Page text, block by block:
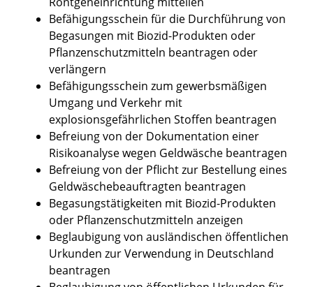
Befähigungsschein für die Durchführung von
Begasungen mit Biozid-Produkten oder
Pflanzenschutzmitteln beantragen oder
verlängern
Befähigungsschein zum gewerbsmäßigen
Umgang und Verkehr mit
explosionsgefährlichen Stoffen beantragen
Befreiung von der Dokumentation einer
Risikoanalyse wegen Geldwäsche beantragen
Befreiung von der Pflicht zur Bestellung eines
Geldwäschebeauftragten beantragen
Begasungstätigkeiten mit Biozid-Produkten
oder Pflanzenschutzmitteln anzeigen
Beglaubigung von ausländischen öffentlichen
Urkunden zur Verwendung in Deutschland
beantragen